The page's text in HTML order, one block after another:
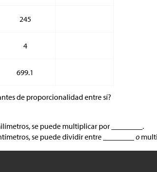
245
4
699.1
de proporcionalidad entre sí?
se puede multiplicar por ________.
se puede dividir entre ________ o